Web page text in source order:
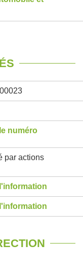
numéro
par actions